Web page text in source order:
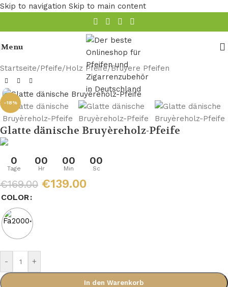
Skip to navigation Skip to main content
Menu
Startseite/Pfeife/Holz Pfeife/Bruyere Pfeifen
-18%
Glatte dänische Bruyèreholz-Pfeife
0
Tage
00
Hr
00
Min
00
Sc
€169.00 €139.00
COLOR
- +
In den Warenkorb